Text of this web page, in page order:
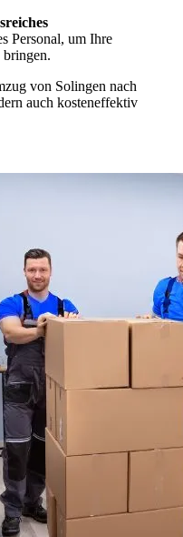
Personal, um Ihre
bringen.
von Solingen nach
auch kosteneffektiv